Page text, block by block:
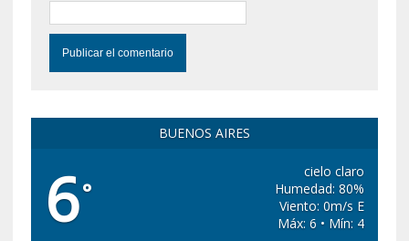
BUENOS AIRES
6°
cielo claro
Humedad: 80%
Viento: 0m/s E
Máx: 6 • Mín: 4